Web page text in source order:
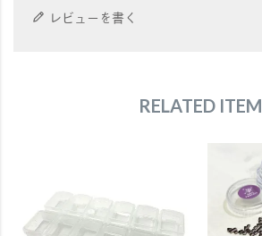
レビューを書く
RELATED ITEM